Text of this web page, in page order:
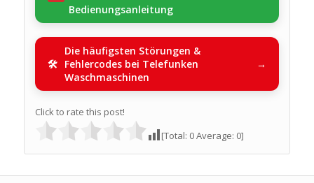
Bedienungsanleitung
Die häufigsten Störungen &
Fehlercodes bei Telefunken
Waschmaschinen
Click to rate this post!
[Total: 0Average: 0]